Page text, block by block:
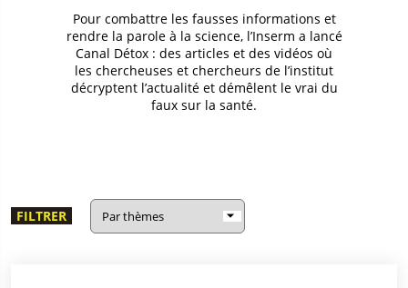
Pour combattre les fausses informations et
rendre la parole à la science, l’Inserm a lancé
Canal Détox : des articles et des vidéos où
les chercheuses et chercheurs de l’institut
décryptent l’actualité et démêlent le vrai du
faux sur la santé.
FILTRER